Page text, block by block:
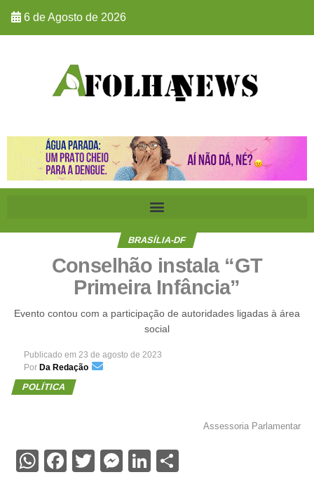
6 de Agosto de 2026
BRASÍLIA-DF
Conselhão instala “GT
Primeira Infância”
Evento contou com a participação de autoridades ligadas à área
social
Publicado em 23 de agosto de 2023
Por Da Redação
POLÍTICA
Assessoria Parlamentar
WhatsApp
Facebook
Twitter
Messenger
LinkedIn
Share